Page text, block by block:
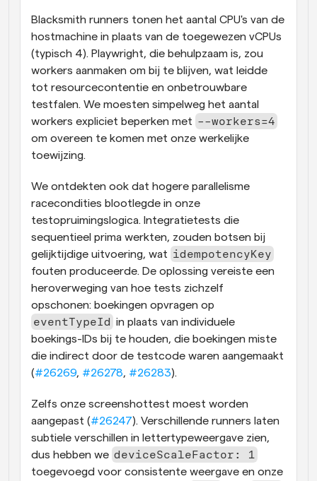
Blacksmith runners tonen het aantal CPU's van de
hostmachine in plaats van de toegewezen vCPUs
(typisch 4). Playwright, die behulpzaam is, zou
workers aanmaken om bij te blijven, wat leidde
tot resourcecontentie en onbetrouwbare
testfalen. We moesten simpelweg het aantal
workers expliciet beperken met --workers=4
om overeen te komen met onze werkelijke
toewijzing.
We ontdekten ook dat hogere parallelisme
racecondities blootlegde in onze
testopruimingslogica. Integratietests die
sequentieel prima werkten, zouden botsen bij
gelijktijdige uitvoering, wat idempotencyKey
fouten produceerde. De oplossing vereiste een
heroverweging van hoe tests zichzelf
eventTypeId in plaats van individuele
boekings-IDs bij te houden, die boekingen miste
die indirect door de testcode waren aangemaakt
(#26269, #26278, #26283).
Zelfs onze screenshottest moest worden
aangepast (#26247). Verschillende runners laten
subtiele verschillen in lettertypeweergave zien,
dus hebben we deviceScaleFactor: 1
toegevoegd voor consistente weergave en onze